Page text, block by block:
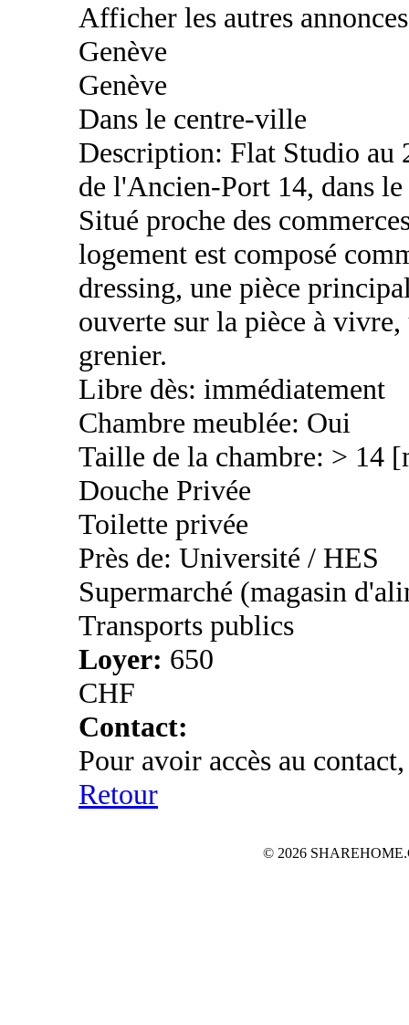
Afficher les autres
Genève
Genève
Dans le centre-ville
Description: Flat Studio au
de l'Ancien-Port 14, dans
Situé proche des
logement est composé
dressing, une pièce
ouverte sur la pièce à
grenier.
Libre dès: immédiatement
Chambre meublée: Oui
Taille de la chambre: > 14
Douche Privée
Toilette privée
Près de: Université / HES
Supermarché (magasin
Transports publics
Loyer: 650
CHF
Contact:
Pour avoir accès au
Retour
© 2026